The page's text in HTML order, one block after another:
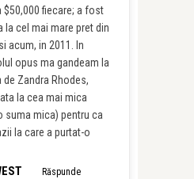
$50,000 fiecare; a fost
cel mai mare pret din
acum, in 2011. In
opus ma gandeam la
Zandra Rhodes,
la cea mai mica
suma mica) pentru ca
la care a purtat-o
Răspunde